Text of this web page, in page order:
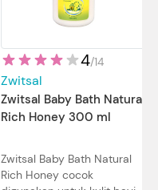
4/14
Zwitsal
Zwitsal Baby Bath Natural
Rich Honey 300 ml
Zwitsal Baby Bath Natural
Rich Honey cocok